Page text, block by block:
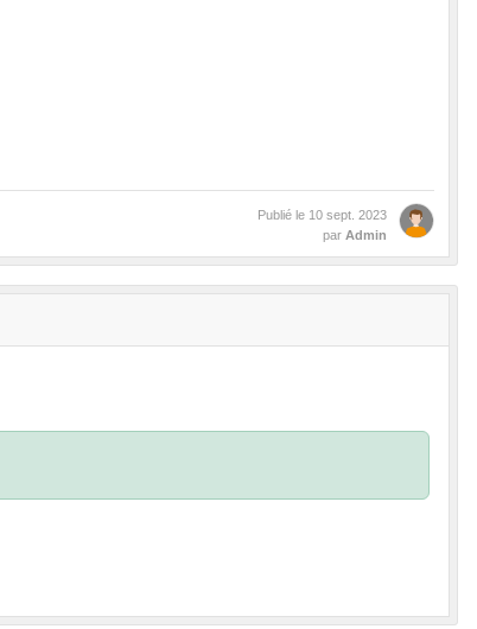
Publié le 10 sept. 2023
par Admin